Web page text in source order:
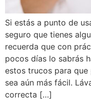
Si estás a punto de
seguro que tienes
recuerda que con
pocos días lo sabrás
estos trucos para
sea aún más fácil.
correcta […]